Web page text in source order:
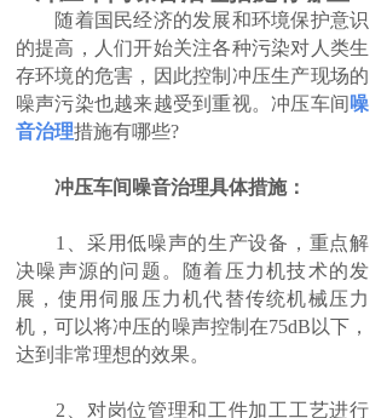
随着国民经济的发展和环境保护意识
的提高，人们开始关注各种污染对人类生
存环境的危害，因此控制冲压生产现场的
噪声污染也越来越受到重视。冲压车间 噪
音治理措施有哪些?
冲压车间噪音治理具体措施：
1、采用低噪声的生产设备，重点解
决噪声源的问题。随着压力机技术的发
展，使用伺服压力机代替传统机械压力
机，可以将冲压的噪声控制在75dB以下，
达到非常理想的效果。
2、对岗位管理和工件加工工艺进行